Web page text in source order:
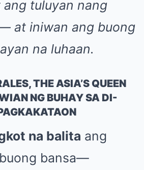
ang tuluyan nang
at iniwan ang buong
na luhaan.
THE ASIA’S QUEEN
NG BUHAY SA DI-
na balita ang
bansa—